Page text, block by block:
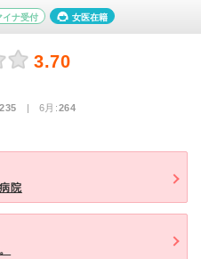
イナ受付 女医在籍
3.70
235 | 6月:264
院